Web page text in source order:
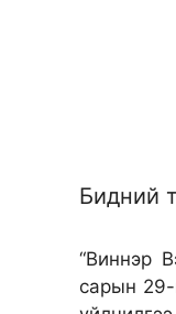
Бидний
“Виннэр
сарын 29-